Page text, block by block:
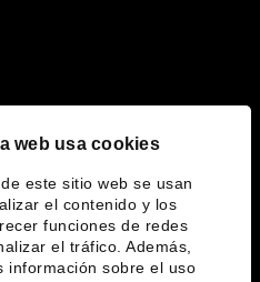
web usa cookies
este sitio web se usan
el contenido y los
funciones de redes
el tráfico. Además,
información sobre el uso